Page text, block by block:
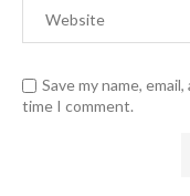
Save my name,
time I comment.